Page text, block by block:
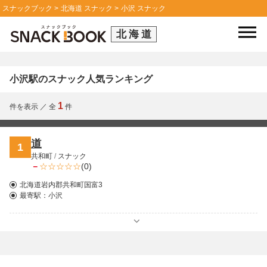
スナックブック 北海道 スナック 小沢 スナック
北海道
小沢駅のスナック人気ランキング
件を表示 ／ 全 1 件
1 道
共和町 / スナック
－ (0)
北海道岩内郡共和町国富3
最寄駅： 小沢